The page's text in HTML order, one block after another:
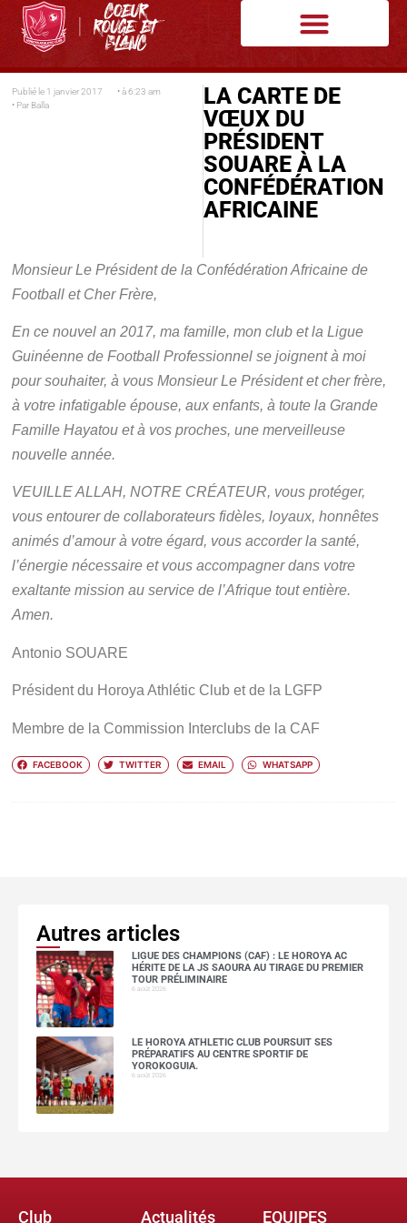
Publié le 1 janvier 2017 • à 6:23 am
• Par Balla
LA CARTE DE
VŒUX DU
PRÉSIDENT
SOUARE À LA
CONFÉDÉRATION
AFRICAINE
Monsieur Le Président de la Confédération Africaine de
Football et Cher Frère,
En ce nouvel an 2017, ma famille, mon club et la Ligue
Guinéenne de Football Professionnel se joignent à moi
pour souhaiter, à vous Monsieur Le Président et cher frère,
à votre infatigable épouse, aux enfants, à toute la Grande
Famille Hayatou et à vos proches, une merveilleuse
nouvelle année.
VEUILLE ALLAH, NOTRE CRÉATEUR, vous protéger,
vous entourer de collaborateurs fidèles, loyaux, honnêtes
animés d’amour à votre égard, vous accorder la santé,
l’énergie nécessaire et vous accompagner dans votre
exaltante mission au service de l’Afrique tout entière.
Amen.
Antonio SOUARE
Président du Horoya Athlétic Club et de la LGFP
Membre de la Commission Interclubs de la CAF
FACEBOOK TWITTER EMAIL WHATSAPP
Autres articles
LIGUE DES CHAMPIONS (CAF) : LE HOROYA AC
HÉRITE DE LA JS SAOURA AU TIRAGE DU PREMIER
TOUR PRÉLIMINAIRE
6 août 2026
LE HOROYA ATHLETIC CLUB POURSUIT SES
PRÉPARATIFS AU CENTRE SPORTIF DE
YOROKOGUIA.
6 août 2026
Club Actualités EQUIPES